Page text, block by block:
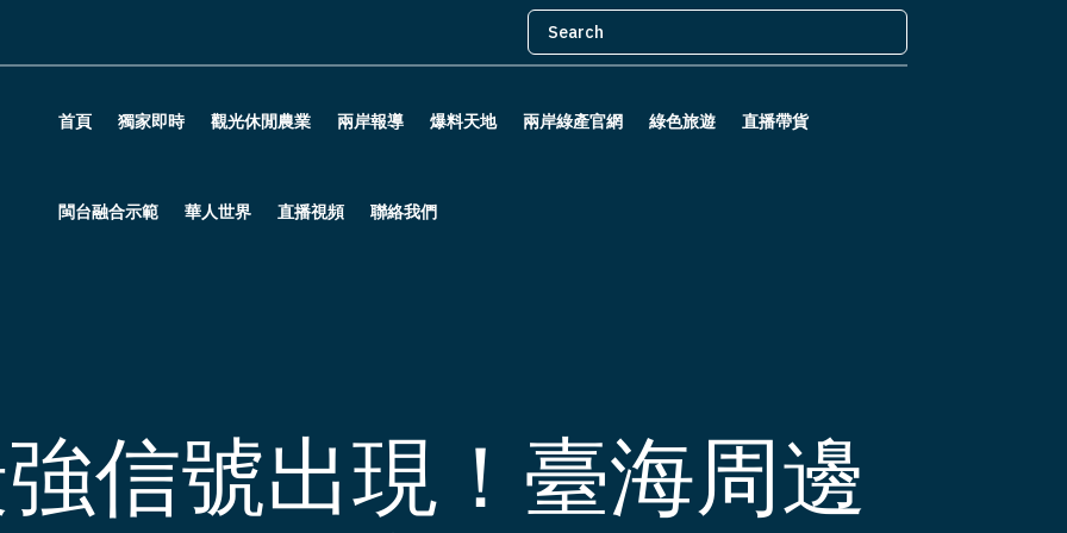
首頁 獨家即時 觀光休閒農業 兩岸報導 爆料天地 兩岸綠產官網 綠色旅遊 直播帶貨
閩台融合示範 華人世界 直播視頻 聯絡我們
信號出現！臺海周邊